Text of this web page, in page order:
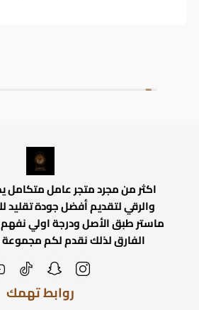
اكثر من مجرد متجر عامل متكامل
والرقي لتقديم أفضل جودة تقليد
ماستر طبق الأصل ودرجة اولي
الفارق لذلك نقدم لكم مجموعة
روابط تهمك